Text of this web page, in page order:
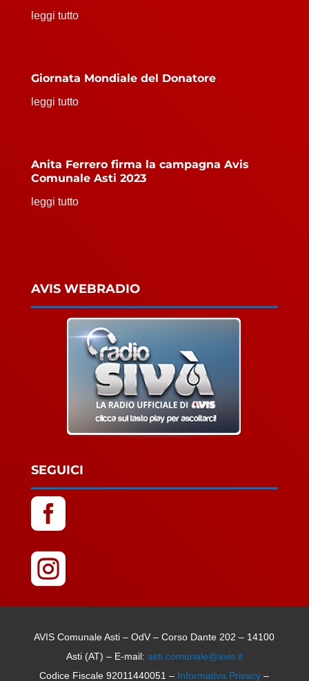
leggi tutto
Giornata Mondiale del Donatore
leggi tutto
Anita Ferrero firma la campagna Avis
Comunale Asti 2023
leggi tutto
AVIS WEBRADIO
SEGUICI


AVIS Comunale Asti – OdV – Corso Dante 202 – 14100
Asti (AT) – E-mail: asti.comunale@avis.it
Codice Fiscale 92011440051 – Informativa Privacy –